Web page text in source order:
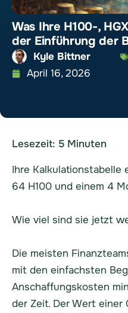
Was Ihre H100-,
der Einführung der
Kyle Bittner
April 16, 2026
Lesezeit: 5 Minuten
Ihre Kalkulationstabelle
64 H100 und einem 4
Wie viel sind sie jetzt
Die meisten
mit den einfachsten
Anschaffungskosten
der Zeit. Der Wert einer